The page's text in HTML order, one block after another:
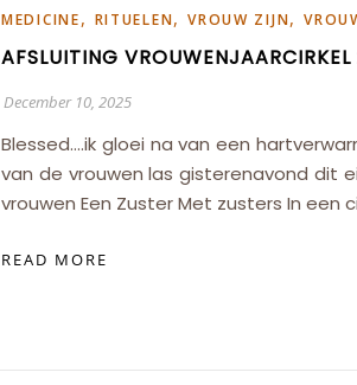
MEDICINE, RITUELEN,VROUW ZIJN,
AFSLUITING
December 10, 2025
Blessed….ik gloei na van een
van de vrouwen las gisterenavond dit
vrouwen Een Zuster Met zusters In een
READ MORE